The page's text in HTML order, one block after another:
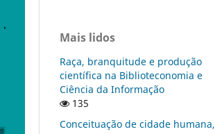
Mais lidos
Raça, branquitude e produção
científica na Biblioteconomia e
Ciência da Informação
135
Conceituação de cidade humana,